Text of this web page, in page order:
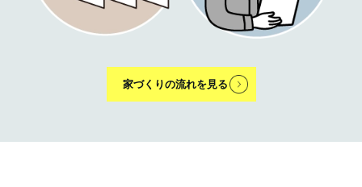
家づくりの流れを見る